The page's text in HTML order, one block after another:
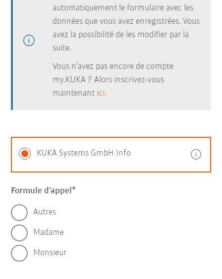
automatiquement le formulaire avec les
données que vous avez enregistrées. Vous
avez la possibilité de les modifier par la
suite.
Vous n’avez pas encore de compte
my.KUKA ? Alors inscrivez-vous
maintenant ici.
KUKA Systems GmbH Info
Formule d'appel
Autres
Madame
Monsieur